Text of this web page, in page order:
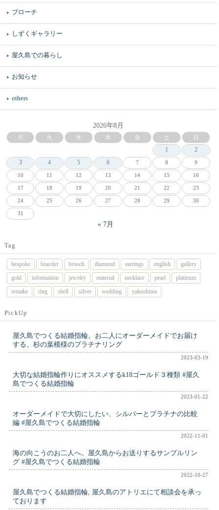
ブローチ
しずくギャラリー
屋久島での暮らし
お知らせ
others
2026年8月
月 火 水 木 金 土
日
1
2
3
4 5 6 7 8 9
10 11 12 13 14 15 16
17 18 19 20 21 22 23
24 25 26 27 28 29 30
31
« 7月
Tag
bespoke bracelet brooch diamond earrings english
gallery
gold
information jewelry material necklace pearl
platinum
remake
ring shell silver wedding yakushima
PickUp
屋久島でつくる結婚指輪。お二人にオーダーメイドでお届け
する、杉の葉模様のプラチナリング
2023-03-19
大切な結婚指輪作りにオススメするk18ゴールド３種類 #屋久
島でつくる結婚指輪
2023-01-22
オーダーメイドで大切にしたい、シルバーとプラチナの比較
編 #屋久島でつくる結婚指輪
2022-11-01
海の向こうのお二人へ。屋久島からお送りするサンプルリン
グ #屋久島でつくる結婚指輪
2022-10-27
屋久島でつくる結婚指輪, 屋久島のアトリエにて相談会を承っ
ております